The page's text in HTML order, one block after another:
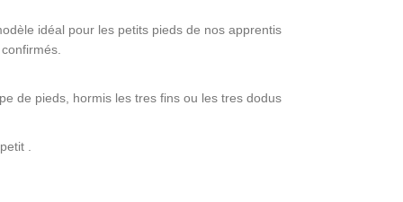
idéal pour les petits pieds de nos apprentis
de pieds, hormis les tres fins ou les tres dodus
.